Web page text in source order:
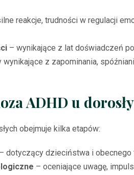
reakcje, trudności w regulacji
– wynikające z lat doświadczeń
wynikające z zapominania,
ADHD u
obejmuje kilka etapów:
– dotyczący dzieciństwa i obecnego
– oceniające uwagę,